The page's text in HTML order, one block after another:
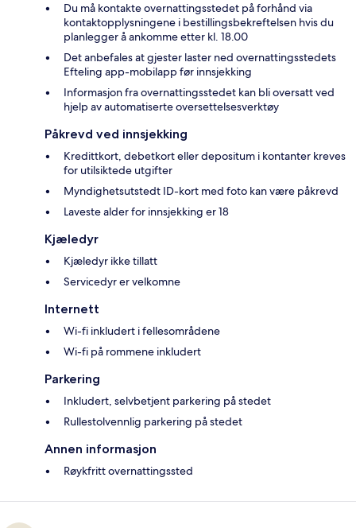
Du må kontakte overnattingsstedet på forhånd via
kontaktopplysningene i bestillingsbekreftelsen hvis du
planlegger å ankomme etter kl. 18.00
Det anbefales at gjester laster ned overnattingsstedets
Efteling app-mobilapp før innsjekking
Informasjon fra overnattingsstedet kan bli oversatt ved
hjelp av automatiserte oversettelsesverktøy
Påkrevd ved innsjekking
Kredittkort, debetkort eller depositum i kontanter kreves
for utilsiktede utgifter
Myndighetsutstedt ID-kort med foto kan være påkrevd
Laveste alder for innsjekking er 18
Kjæledyr
Kjæledyr ikke tillatt
Servicedyr er velkomne
Internett
Wi-fi inkludert i fellesområdene
Wi-fi på rommene inkludert
Parkering
Inkludert, selvbetjent parkering på stedet
Rullestolvennlig parkering på stedet
Annen informasjon
Røykfritt overnattingssted